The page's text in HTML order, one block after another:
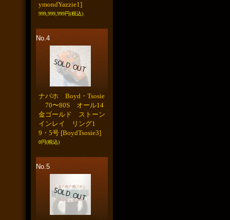
ymondYazzie1]
999,999,999円(税込)
No.4
ナバホ Boyd・Tsosie
70〜80S オール14
金ゴールド ストーン
インレイ リング1
9・5号 [BoydTsosie3]
0円(税込)
No.5